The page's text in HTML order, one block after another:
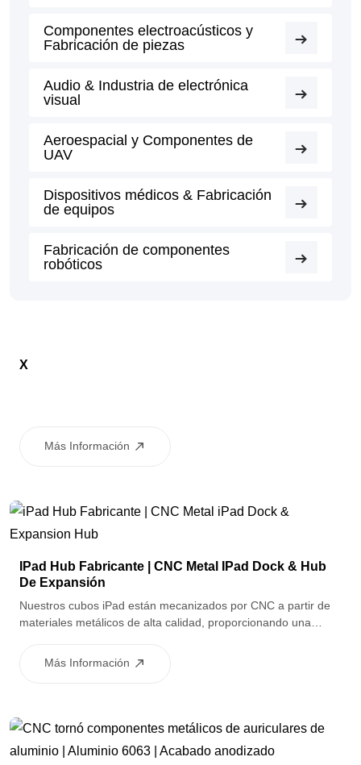
Componentes electroacústicos y
Fabricación de piezas
Audio & Industria de electrónica
visual
Aeroespacial y Componentes de
UAV
Dispositivos médicos & Fabricación
de equipos
Fabricación de componentes
robóticos
X
Más Información
IPad Hub Fabricante | CNC Metal IPad Dock & Hub
De Expansión
Nuestros cubos iPad están mecanizados por CNC a partir de
materiales metálicos de alta calidad, proporcionando una
interfaz precisa.
Más Información